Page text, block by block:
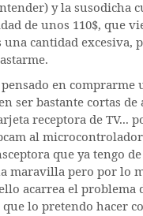
y la susodicha
de unos 110$, que
una cantidad excesiva,
pensado en comprarme
ser bastante cortas de
receptora de TV...
al
que ya tengo
maravilla pero por lo
acarrea el problema
que lo pretendo hacer